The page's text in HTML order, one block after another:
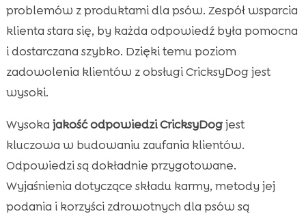
problemów z produktami dla psów. Zespół wsparcia
klienta stara się, by każda odpowiedź była pomocna
i dostarczana szybko. Dzięki temu poziom
zadowolenia klientów z obsługi CricksyDog jest
wysoki.
Wysoka jakość odpowiedzi CricksyDogjest
kluczowa w budowaniu zaufania klientów.
Odpowiedzi są dokładnie przygotowane.
Wyjaśnienia dotyczące składu karmy, metody jej
podania i korzyści zdrowotnych dla psów są